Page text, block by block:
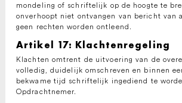
mondeling of schriftelijk op de hoogte te
onverhoopt niet ontvangen van bericht van
geen rechten worden ontleend.
Artikel 17: Klachtenregeling
Klachten omtrent de uitvoering van de
volledig, duidelijk omschreven en binnen
bekwame tijd schriftelijk ingediend te
Opdrachtnemer.